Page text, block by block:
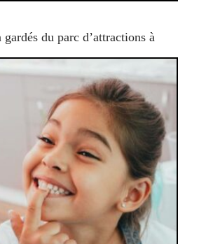
du parc d’attractions à